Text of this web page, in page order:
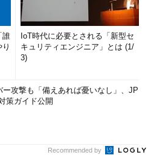
誰
IoT時代に必要とされる「新型セ
キュリティエンジニア」とは (1/
3)
ー攻撃も「備えあれば憂いなし」、JP
策ガイド公開
Recommended by